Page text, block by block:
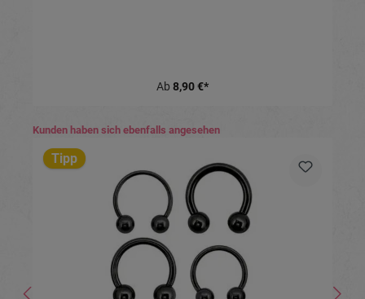
Ab 8,90 €*
Produktgalerie überspringen
Kunden haben sich ebenfalls angesehen
Tipp